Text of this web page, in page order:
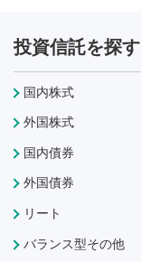
投資信託を探す
国内株式
外国株式
国内債券
外国債券
リート
バランス型その他